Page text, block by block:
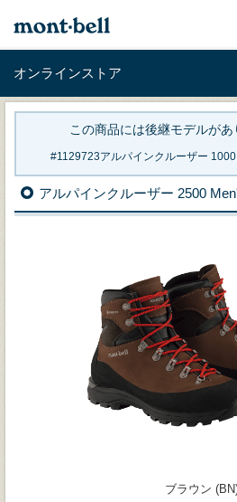
オンラインストア
この商品には後継モデルがあ
1129723アルパインクルーザー
アルパインクルーザー 2500
ブラウン